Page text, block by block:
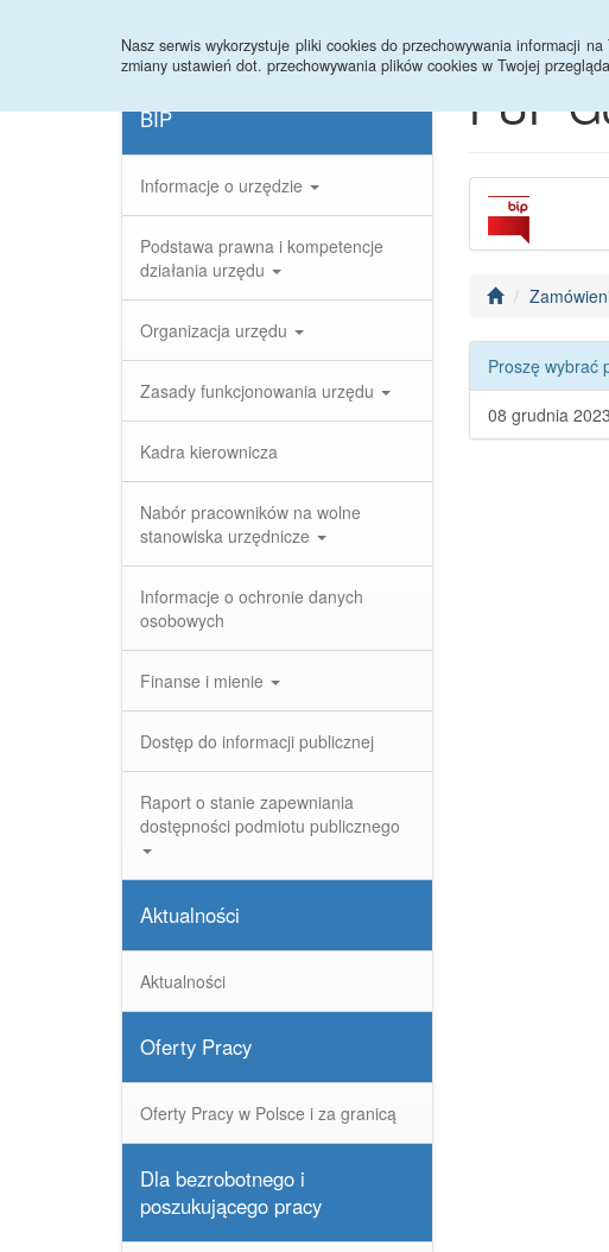
Nasz serwis wykorzystuje pliki cookies do przechowywania informacji
zmiany ustawień dot. przechowywania plików cookies w Twojej
BIP
Informacje o urzędzie
Podstawa prawna i kompetencje
działania urzędu
Organizacja urzędu
Zasady funkcjonowania urzędu
Kadra kierownicza
Nabór pracowników na wolne
stanowiska urzędnicze
Informacje o ochronie danych
osobowych
Finanse i mienie
Dostęp do informacji publicznej
Raport o stanie zapewniania
dostępności podmiotu publicznego
Aktualności
Aktualności
Oferty Pracy
Oferty Pracy w Polsce i za granicą
Dla bezrobotnego i
poszukującego pracy
PUP
Proszę wybrać
08 grudnia